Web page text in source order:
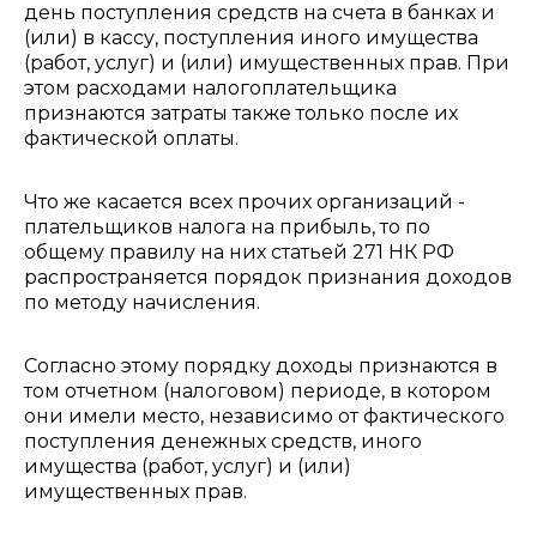
день поступления средств на счета в банках и
(или) в кассу, поступления иного имущества
(работ, услуг) и (или) имущественных прав. При
этом расходами налогоплательщика
признаются затраты также только после их
фактической оплаты.
Что же касается всех прочих организаций -
плательщиков налога на прибыль, то по
общему правилу на них статьей 271 НК РФ
распространяется порядок признания доходов
по методу начисления.
Согласно этому порядку доходы признаются в
том отчетном (налоговом) периоде, в котором
они имели место, независимо от фактического
поступления денежных средств, иного
имущества (работ, услуг) и (или)
имущественных прав.